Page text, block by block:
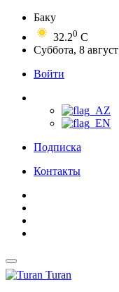
Баку
32.20 C
Суббота, 8
Войти
Подписка
Контакты
Turan